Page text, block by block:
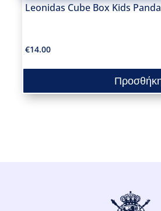
Leonidas Cube Box Kids Panda
€14.00